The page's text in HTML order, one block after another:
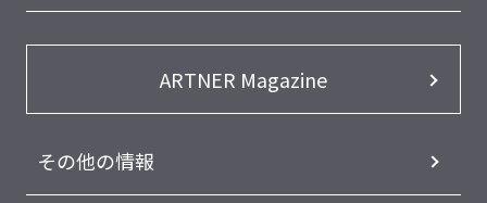
ARTNER Magazine
その他の情報